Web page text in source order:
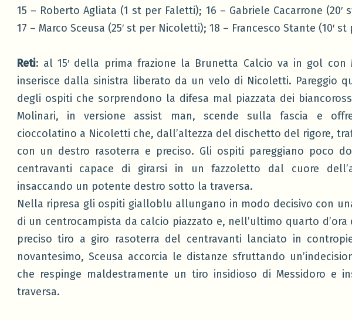
15 – Roberto Agliata (1 st per Faletti); 16 – Gabriele Cacarrone (20′
17 – Marco Sceusa (25′ st per Nicoletti); 18 – Francesco Stante (10′
Reti: al 15′ della prima frazione la Brunetta Calcio va in gol con
inserisce dalla sinistra liberato da un velo di Nicoletti. Pareggio
degli ospiti che sorprendono la difesa mal piazzata dei
Molinari, in versione assist man, scende sulla fascia e
cioccolatino a Nicoletti che, dall’altezza del dischetto del rigore,
con un destro rasoterra e preciso. Gli ospiti pareggiano poco
centravanti capace di girarsi in un fazzoletto dal cuore
insaccando un potente destro sotto la traversa.
Nella ripresa gli ospiti gialloblu allungano in modo decisivo con
di un centrocampista da calcio piazzato e, nell’ultimo quarto d’ora
preciso tiro a giro rasoterra del centravanti lanciato in
novantesimo, Sceusa accorcia le distanze sfruttando
che respinge maldestramente un tiro insidioso di Messidoro e
traversa.